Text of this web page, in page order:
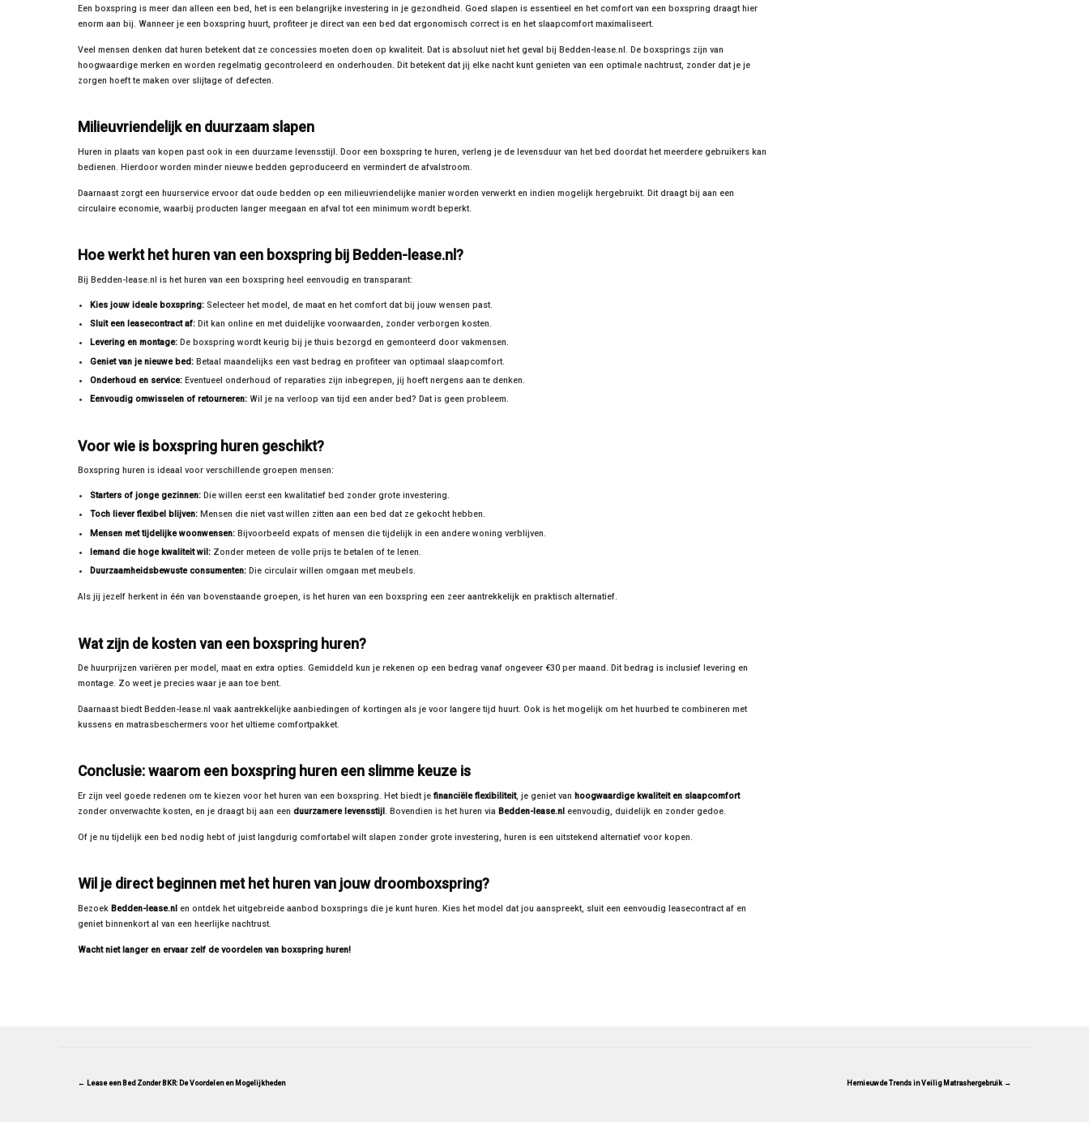
Een boxspring is meer dan alleen een bed, het is een belangrijke investering in je gezondheid. Goed slapen is essentieel en het comfort van een boxspring draagt hier
enorm aan bij. Wanneer je een boxspring huurt, profiteer je direct van een bed dat ergonomisch correct is en het slaapcomfort maximaliseert.
Veel mensen denken dat huren betekent dat ze concessies moeten doen op kwaliteit. Dat is absoluut niet het geval bij Bedden-lease.nl. De boxsprings zijn van
hoogwaardige merken en worden regelmatig gecontroleerd en onderhouden. Dit betekent dat jij elke nacht kunt genieten van een optimale nachtrust, zonder dat je je
zorgen hoeft te maken over slijtage of defecten.
Milieuvriendelijk en duurzaam slapen
Huren in plaats van kopen past ook in een duurzame levensstijl. Door een boxspring te huren, verleng je de levensduur van het bed doordat het meerdere gebruikers kan
bedienen. Hierdoor worden minder nieuwe bedden geproduceerd en vermindert de afvalstroom.
Daarnaast zorgt een huurservice ervoor dat oude bedden op een milieuvriendelijke manier worden verwerkt en indien mogelijk hergebruikt. Dit draagt bij aan een
circulaire economie, waarbij producten langer meegaan en afval tot een minimum wordt beperkt.
Hoe werkt het huren van een boxspring bij Bedden-lease.nl?
Bij Bedden-lease.nl is het huren van een boxspring heel eenvoudig en transparant:
Kies jouw ideale boxspring:Selecteer het model, de maat en het comfort dat bij jouw wensen past.
Sluit een leasecontract af:Dit kan online en met duidelijke voorwaarden, zonder verborgen kosten.
Levering en montage:De boxspring wordt keurig bij je thuis bezorgd en gemonteerd door vakmensen.
Geniet van je nieuwe bed:Betaal maandelijks een vast bedrag en profiteer van optimaal slaapcomfort.
Onderhoud en service:Eventueel onderhoud of reparaties zijn inbegrepen, jij hoeft nergens aan te denken.
Eenvoudig omwisselen of retourneren:Wil je na verloop van tijd een ander bed? Dat is geen probleem.
Voor wie is boxspring huren geschikt?
Boxspring huren is ideaal voor verschillende groepen mensen:
Starters of jonge gezinnen:Die willen eerst een kwalitatief bed zonder grote investering.
Toch liever flexibel blijven:Mensen die niet vast willen zitten aan een bed dat ze gekocht hebben.
Mensen met tijdelijke woonwensen:Bijvoorbeeld expats of mensen die tijdelijk in een andere woning verblijven.
Iemand die hoge kwaliteit wil:Zonder meteen de volle prijs te betalen of te lenen.
Duurzaamheidsbewuste consumenten:Die circulair willen omgaan met meubels.
Als jij jezelf herkent in één van bovenstaande groepen, is het huren van een boxspring een zeer aantrekkelijk en praktisch alternatief.
Wat zijn de kosten van een boxspring huren?
De huurprijzen variëren per model, maat en extra opties. Gemiddeld kun je rekenen op een bedrag vanaf ongeveer €30 per maand. Dit bedrag is inclusief levering en
montage. Zo weet je precies waar je aan toe bent.
Daarnaast biedt Bedden-lease.nl vaak aantrekkelijke aanbiedingen of kortingen als je voor langere tijd huurt. Ook is het mogelijk om het huurbed te combineren met
kussens en matrasbeschermers voor het ultieme comfortpakket.
Conclusie: waarom een boxspring huren een slimme keuze is
Er zijn veel goede redenen om te kiezen voor het huren van een boxspring. Het biedt je financiële flexibiliteit, je geniet van hoogwaardige kwaliteit en slaapcomfort
zonder onverwachte kosten, en je draagt bij aan een duurzamere levensstijl . Bovendien is het huren via Bedden-lease.nl eenvoudig, duidelijk en zonder gedoe.
Of je nu tijdelijk een bed nodig hebt of juist langdurig comfortabel wilt slapen zonder grote investering, huren is een uitstekend alternatief voor kopen.
Wil je direct beginnen met het huren van jouw droomboxspring?
Bezoek Bedden-lease.nl en ontdek het uitgebreide aanbod boxsprings die je kunt huren. Kies het model dat jou aanspreekt, sluit een eenvoudig leasecontract af en
geniet binnenkort al van een heerlijke nachtrust.
Wacht niet langer en ervaar zelf de voordelen van boxspring huren!
← Lease een Bed Zonder BKR: De Voordelen en Mogelijkheden Hernieuwde Trends in Veilig Matrashergebruik →